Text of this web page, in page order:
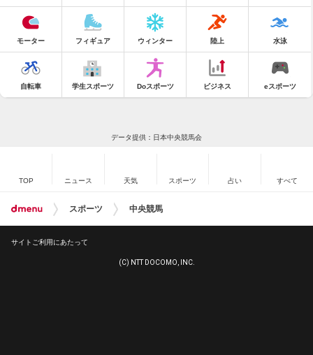
モーター フィギュア ウィンター 陸上 水泳
自転車 学生スポーツ Doスポーツ ビジネス eスポーツ
データ提供：日本中央競馬会
TOP ニュース 天気 スポーツ 占い すべて
スポーツ 中央競馬
サイトご利用にあたって
(C) NTT DOCOMO, INC.